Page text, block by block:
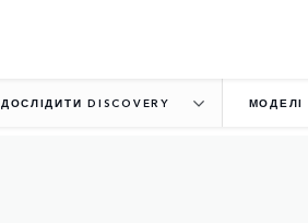
ДОСЛІДИТИ DISCOVERY МОДЕЛІ